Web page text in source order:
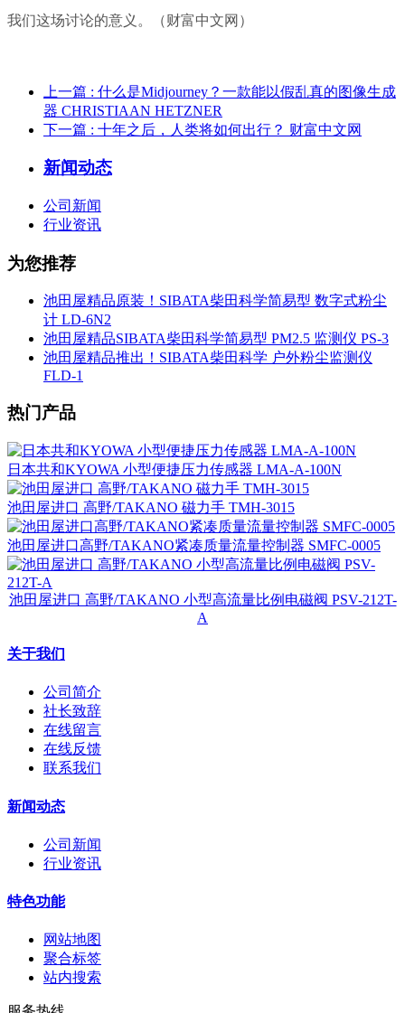
我们这场讨论的意义。（财富中文网）
上一篇 : 什么是Midjourney？一款能以假乱真的图像生成
器 CHRISTIAAN HETZNER
下一篇 : 十年之后，人类将如何出行？ 财富中文网
新闻动态
公司新闻
行业资讯
为您推荐
池田屋精品原装！SIBATA柴田科学简易型 数字式粉尘
计 LD-6N2
池田屋精品SIBATA柴田科学简易型 PM2.5 监测仪 PS-3
池田屋精品推出！SIBATA柴田科学 户外粉尘监测仪
FLD-1
热门产品
日本共和KYOWA 小型便捷压力传感器 LMA-A-100N
池田屋进口 高野/TAKANO 磁力手 TMH-3015
池田屋进口高野/TAKANO紧凑质量流量控制器 SMFC-0005
池田屋进口 高野/TAKANO 小型高流量比例电磁阀 PSV-212T-
A
关于我们
公司简介
社长致辞
在线留言
在线反馈
联系我们
新闻动态
公司新闻
行业资讯
特色功能
网站地图
聚合标签
站内搜索